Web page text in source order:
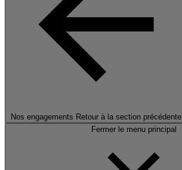
Nos engagements Retour à la section précédente
Fermer le menu principal